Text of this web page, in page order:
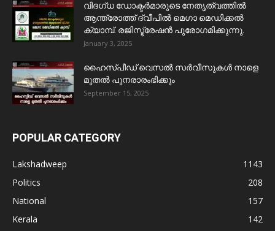
വിദഗ്ധ ഡോക്ടർമാരുടെ നേതൃത്വത്തിൽ
ആന്ത്രോത്ത് ദ്വീപിൽ മെഗാ മെഡിക്കൽ
ക്യാമ്പ്. രജിസ്ട്രേഷൻ പുരോഗമിക്കുന്നു.
January 3, 2025
ഹൈസ്പീഡ് വെസൽ സർവീസുകൾ നാളെ
മുതൽ പുനരാരംഭിക്കും
September 15, 2025
POPULAR CATEGORY
Lakshadweep
1143
Politics
208
National
157
Kerala
142